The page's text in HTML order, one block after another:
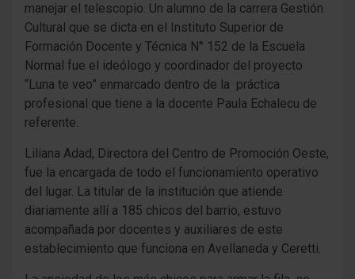
manejar el telescopio. Un alumno de la carrera Gestión
Cultural que se dicta en el Instituto Superior de
Formación Docente y Técnica N° 152 de la Escuela
Normal fue el ideólogo y coordinador del proyecto
“Luna te veo” enmarcado dentro de la práctica
profesional que tiene a la docente Paula Echalecu de
referente.
Liliana Adad, Directora del Centro de Promoción Oeste,
fue la encargada de todo el funcionamiento operativo
del lugar. La titular de la institución que atiende
diariamente allí a 185 chicos del barrio, estuvo
acompañada por docentes y auxiliares de este
establecimiento que funciona en Avellaneda y Ceretti.